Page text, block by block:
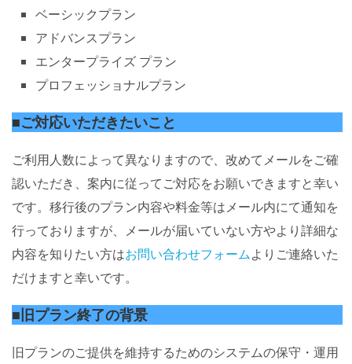
ベーシックプラン
アドバンスプラン
エンタープライズ プラン
プロフェッショナルプラン
■ご対応いただきたいこと
ご利用人数によって異なりますので、改めてメールをご確
認いただき、案内に従ってご対応をお願いできますと幸い
です。移行後のプラン内容や料金等はメール内にて通知を
行っておりますが、メールが届いていない方やより詳細な
内容を知りたい方はお問い合わせフォームよりご連絡いた
だけますと幸いです。
■旧プラン終了の背景
旧プランのご提供を維持するためのシステムの保守・運用